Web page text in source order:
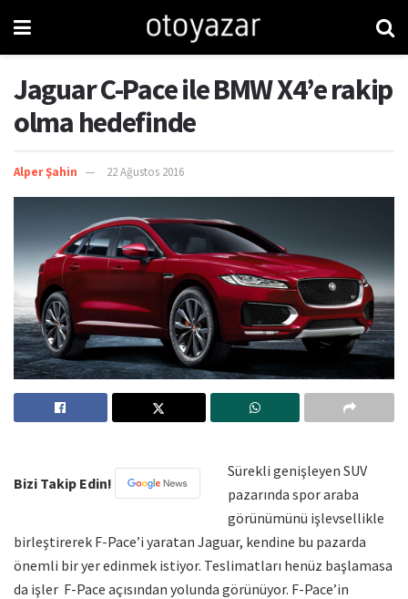
Jaguar C-Pace ile BMW X4’e rakip
olma hedefinde
Alper Şahin 22 Ağustos 2016
Bizi Takip Edin!
Sürekli genişleyen SUV
pazarında spor araba
görünümünü işlevsellikle
birleştirerek F-Pace’i yaratan Jaguar, kendine bu pazarda
önemli bir yer edinmek istiyor. Teslimatları henüz başlamasa
da işler F-Pace açısından yolunda görünüyor. F-Pace’in